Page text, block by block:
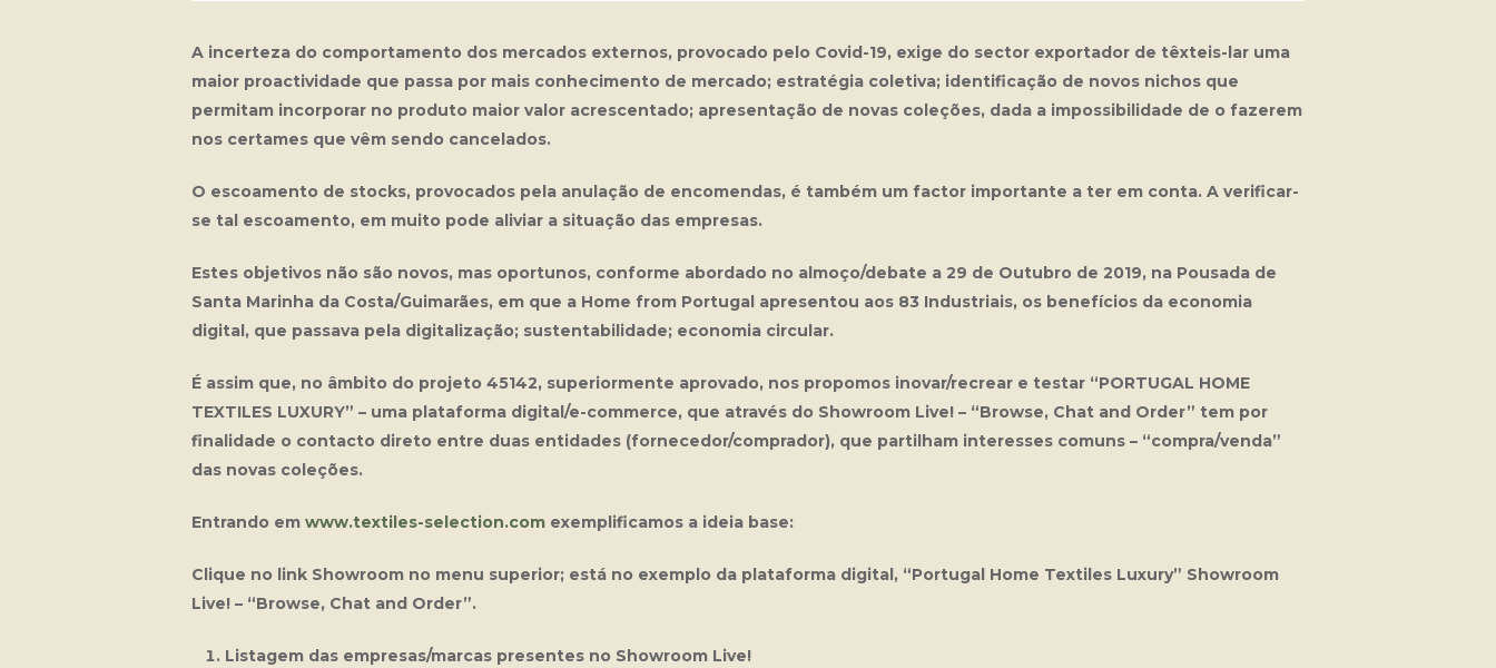
A incerteza do comportamento dos mercados externos, provocado pelo Covid-19, exige do sector exportador de têxteis-lar uma
maior proactividade que passa por mais conhecimento de mercado; estratégia coletiva; identificação de novos nichos que
permitam incorporar no produto maior valor acrescentado; apresentação de novas coleções, dada a impossibilidade de o fazerem
nos certames que vêm sendo cancelados.
O escoamento de stocks, provocados pela anulação de encomendas, é também um factor importante a ter em conta. A verificar-
se tal escoamento, em muito pode aliviar a situação das empresas.
Estes objetivos não são novos, mas oportunos, conforme abordado no almoço/debate a 29 de Outubro de 2019, na Pousada de
Santa Marinha da Costa/Guimarães, em que a Home from Portugal apresentou aos 83 Industriais, os benefícios da economia
digital, que passava pela digitalização; sustentabilidade; economia circular.
É assim que, no âmbito do projeto 45142, superiormente aprovado, nos propomos inovar/recrear e testar “PORTUGAL HOME
TEXTILES LUXURY” – uma plataforma digital/e-commerce, que através do Showroom Live! – “Browse, Chat and Order” tem por
finalidade o contacto direto entre duas entidades (fornecedor/comprador), que partilham interesses comuns – “compra/venda”
das novas coleções.
Entrando em www.textiles-selection.com exemplificamos a ideia base:
Clique no link Showroom no menu superior; está no exemplo da plataforma digital, “Portugal Home Textiles Luxury” Showroom
Live! – “Browse, Chat and Order”.
Listagem das empresas/marcas presentes no Showroom Live!